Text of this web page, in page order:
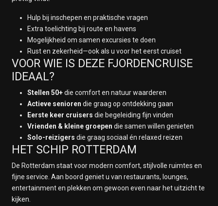
Hulp bij inschepen en praktische vragen
Extra toelichting bij route en havens
Mogelijkheid om samen excursies te doen
Rust en zekerheid—ook als u voor het eerst cruiset
VOOR WIE IS DEZE FJORDENCRUISE
IDEAAL?
Stellen 50+die comfort en natuur waarderen
Actieve senioren die graag op ontdekking gaan
Eerste keer cruisers die begeleiding fijn vinden
Vrienden & kleine groepen die samen willen genieten
Solo-reizigers die graag sociaal én relaxed reizen
HET SCHIP ROTTERDAM
De Rotterdam staat voor modern comfort, stijlvolle ruimtes en
fijne service. Aan boord geniet u van restaurants, lounges,
entertainment en plekken om gewoon even naar het uitzicht te
kijken.